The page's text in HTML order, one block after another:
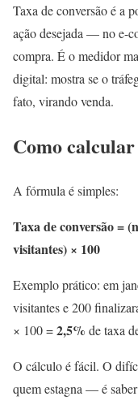
Taxa de conversão é a
ação desejada — no e-
compra. É o medidor
digital: mostra se o
fato, virando venda.
Como
A fórmula é simples:
Taxa de conversão =
visitantes) × 100
Exemplo prático: em
visitantes e 200
× 100 =2,5% de taxa
O cálculo é fácil. O
quem estagna — é